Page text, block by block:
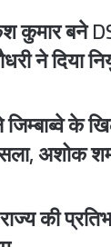
प्रतिशत
बढ़ा
बने
ने दिया
के
अशोक
की